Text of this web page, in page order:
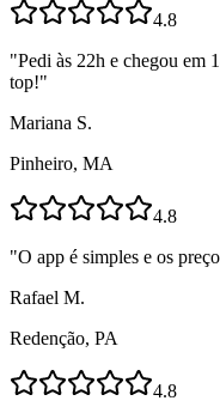
4.8
"Pedi às 22h e chegou em
top!"
Mariana S.
Pinheiro, MA
4.8
"O app é simples e os
Rafael M.
Redenção, PA
4.8